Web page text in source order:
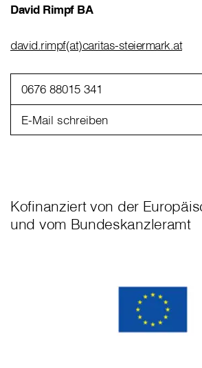
David Rimpf BA
david.rimpf(at)caritas-steiermark.at
0676 88015 341
E-Mail schreiben
Kofinanziert von der
und vom Bundeskanzleramt